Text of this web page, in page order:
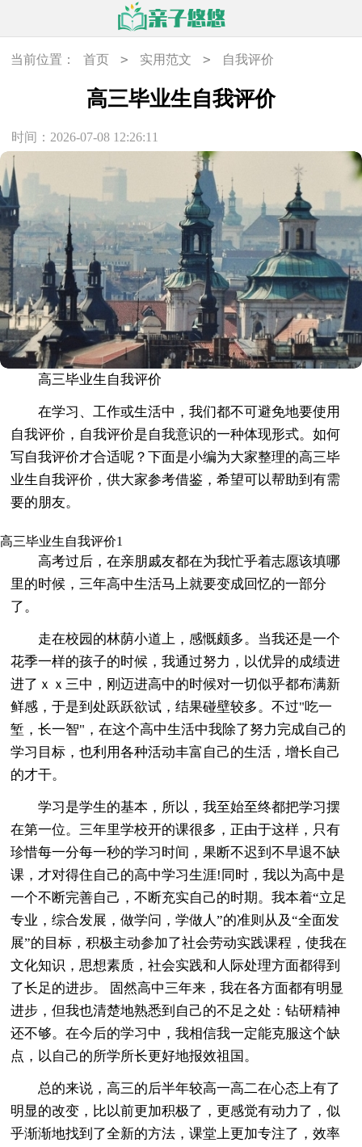
当前位置： 首页 > 实用范文 > 自我评价
高三毕业生自我评价
时间：2026-07-08 12:26:11
高三毕业生自我评价
在学习、工作或生活中，我们都不可避免地要使用
自我评价，自我评价是自我意识的一种体现形式。如何
写自我评价才合适呢？下面是小编为大家整理的高三毕
业生自我评价，供大家参考借鉴，希望可以帮助到有需
要的朋友。
高三毕业生自我评价1
高考过后，在亲朋戚友都在为我忙乎着志愿该填哪
里的时候，三年高中生活马上就要变成回忆的一部分
了。
走在校园的林荫小道上，感慨颇多。当我还是一个
花季一样的孩子的时候，我通过努力，以优异的成绩进
进了ｘｘ三中，刚迈进高中的时候对一切似乎都布满新
鲜感，于是到处跃跃欲试，结果碰壁较多。不过"吃一
堑，长一智"，在这个高中生活中我除了努力完成自己的
学习目标，也利用各种活动丰富自己的生活，增长自己
的才干。
学习是学生的基本，所以，我至始至终都把学习摆
在第一位。三年里学校开的课很多，正由于这样，只有
珍惜每一分每一秒的学习时间，果断不迟到不早退不缺
课，才对得住自己的高中学习生涯!同时，我以为高中是
一个不断完善自己，不断充实自己的时期。我本着“立足
专业，综合发展，做学问，学做人”的准则从及“全面发
展”的目标，积极主动参加了社会劳动实践课程，使我在
文化知识，思想素质，社会实践和人际处理方面都得到
了长足的进步。 固然高中三年来，我在各方面都有明显
进步，但我也清楚地熟悉到自己的不足之处：钻研精神
还不够。在今后的学习中，我相信我一定能克服这个缺
点，以自己的所学所长更好地报效祖国。
总的来说，高三的后半年较高一高二在心态上有了
明显的改变，比以前更加积极了，更感觉有动力了，似
乎渐渐地找到了全新的方法，课堂上更加专注了，效率